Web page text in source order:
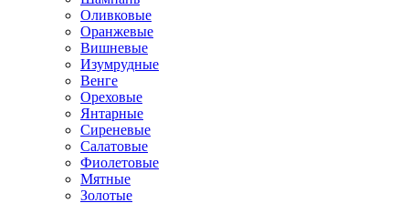
Оливковые
Оранжевые
Вишневые
Изумрудные
Венге
Ореховые
Янтарные
Сиреневые
Салатовые
Фиолетовые
Мятные
Золотые